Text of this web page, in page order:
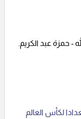
حمزة عبد الكريم.
لكأس العالم